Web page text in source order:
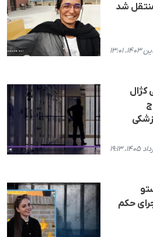
شد
کژال
حکم